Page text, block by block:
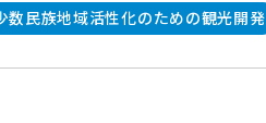
数民族地域活性化のための観光開発